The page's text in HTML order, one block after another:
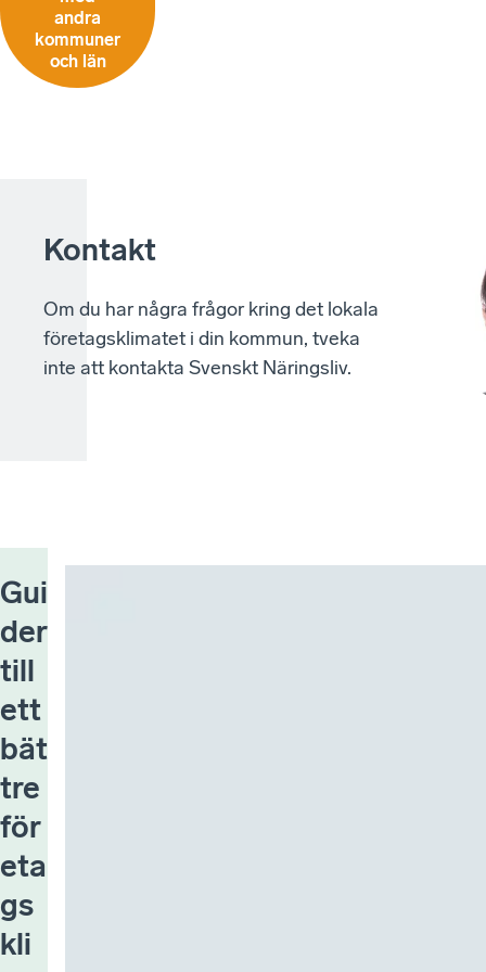
andra
kommuner
och län
Kontakt
Om du har några frågor kring det lokala
företagsklimatet i din kommun, tveka
inte att kontakta Svenskt Näringsliv.
Gui
der
till
ett
bät
tre
för
eta
gs
kli